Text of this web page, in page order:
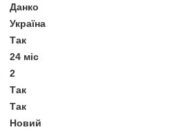
Данко
Україна
Так
24 міс
2
Так
Так
Новий